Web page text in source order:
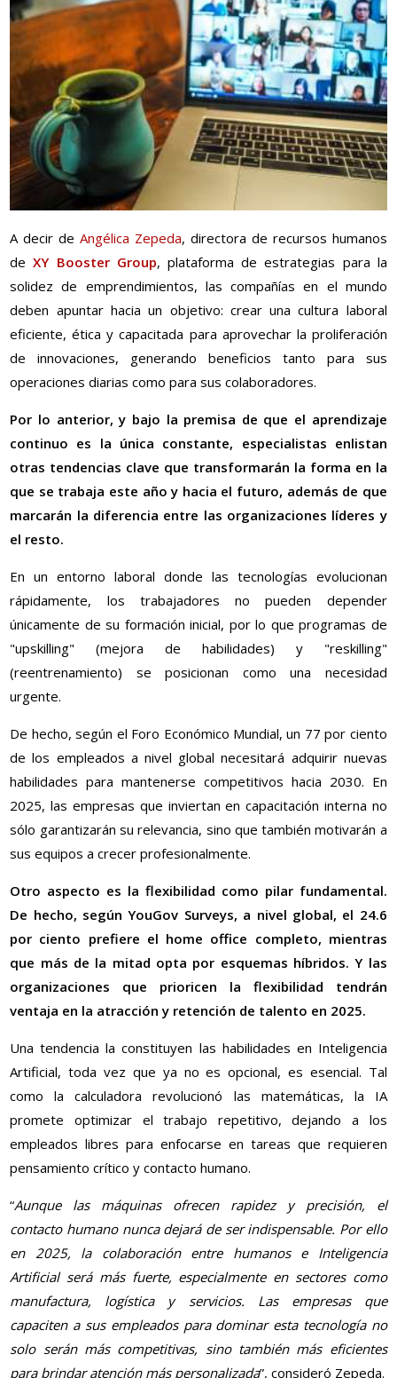
A decir de Angélica Zepeda, directora de recursos humanos
deXY Booster Group, plataforma de estrategias para la
solidez de emprendimientos, las compañías en el mundo
deben apuntar hacia un objetivo: crear una cultura laboral
eficiente, ética y capacitada para aprovechar la proliferación
de innovaciones, generando beneficios tanto para sus
operaciones diarias como para sus colaboradores.
Por lo anterior, y bajo la premisa de que el aprendizaje
continuo es la única constante, especialistas enlistan
otras tendencias clave que transformarán la forma en la
que se trabaja este año y hacia el futuro, además de que
marcarán la diferencia entre las organizaciones líderes y
el resto.
En un entorno laboral donde las tecnologías evolucionan
rápidamente, los trabajadores no pueden depender
únicamente de su formación inicial, por lo que programas de
"upskilling" (mejora de habilidades) y "reskilling"
(reentrenamiento) se posicionan como una necesidad
urgente.
De hecho, según el Foro Económico Mundial, un 77 por ciento
de los empleados a nivel global necesitará adquirir nuevas
habilidades para mantenerse competitivos hacia 2030. En
2025, las empresas que inviertan en capacitación interna no
sólo garantizarán su relevancia, sino que también motivarán a
sus equipos a crecer profesionalmente.
Otro aspecto es la flexibilidad como pilar fundamental.
De hecho, según YouGov Surveys, a nivel global, el 24.6
por ciento prefiere el home office completo, mientras
que más de la mitad opta por esquemas híbridos. Y las
organizaciones que prioricen la flexibilidad tendrán
ventaja en la atracción y retención de talento en 2025.
Una tendencia la constituyen las habilidades en Inteligencia
Artificial, toda vez que ya no es opcional, es esencial. Tal
como la calculadora revolucionó las matemáticas, la IA
promete optimizar el trabajo repetitivo, dejando a los
empleados libres para enfocarse en tareas que requieren
pensamiento crítico y contacto humano.
“Aunque las máquinas ofrecen rapidez y precisión, el
contacto humano nunca dejará de ser indispensable. Por ello
en 2025, la colaboración entre humanos e Inteligencia
Artificial será más fuerte, especialmente en sectores como
manufactura, logística y servicios. Las empresas que
capaciten a sus empleados para dominar esta tecnología no
solo serán más competitivas, sino también más eficientes
para brindar atención más personalizada”, consideró Zepeda.